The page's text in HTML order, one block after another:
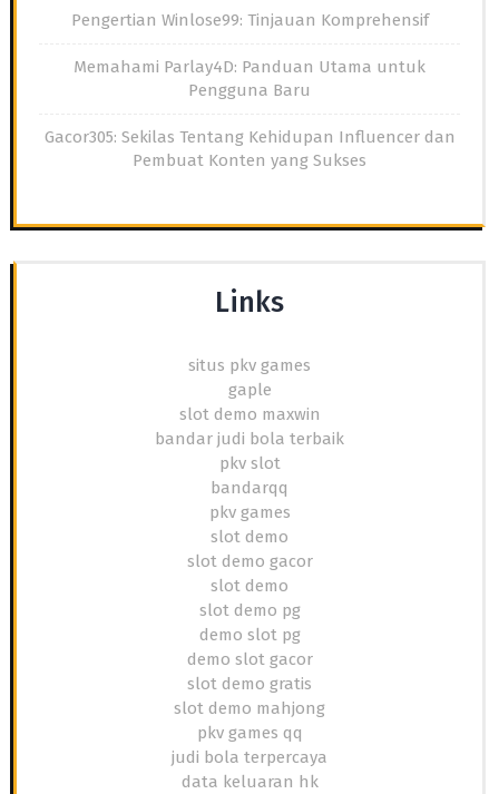
Pengertian Winlose99: Tinjauan Komprehensif
Memahami Parlay4D: Panduan Utama untuk
Pengguna Baru
Gacor305: Sekilas Tentang Kehidupan Influencer dan
Pembuat Konten yang Sukses
Links
situs pkv games
gaple
slot demo maxwin
bandar judi bola terbaik
pkv slot
bandarqq
pkv games
slot demo
slot demo gacor
slot demo
slot demo pg
demo slot pg
demo slot gacor
slot demo gratis
slot demo mahjong
pkv games qq
judi bola terpercaya
data keluaran hk